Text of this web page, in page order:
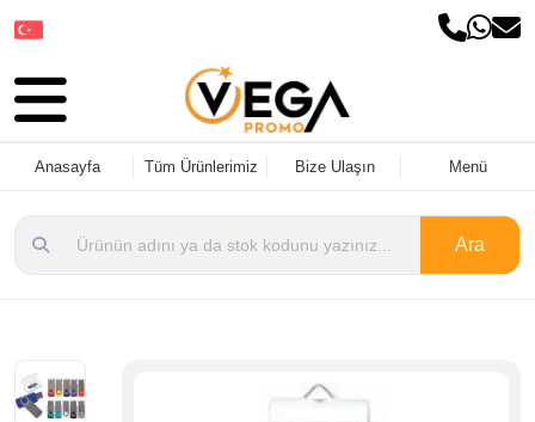
Anasayfa Tüm Ürünlerimiz Bize Ulaşın Menü
Ara